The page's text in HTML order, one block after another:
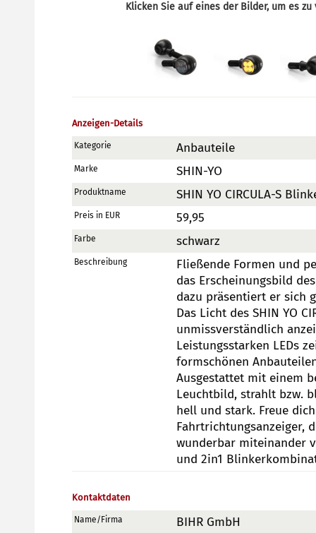
Klicken Sie auf eines der Bilder, um es zu
Anzeigen-Details
Kategorie Anbauteile
Marke SHIN-YO
Produktname SHIN YO CIRCULA-S
Preis in EUR 59,95
Farbe schwarz
Beschreibung
Fließende Formen und
das Erscheinungsbild des
dazu präsentiert er sich
Das Licht des SHIN YO
unmissverständlich
Leistungsstarken LEDs
formschönen
Ausgestattet mit einem
Leuchtbild, strahlt bzw.
hell und stark. Freue
Fahrtrichtungsanzeiger,
wunderbar miteinander
und 2in1
Kontaktdaten
Name/Firma BIHR GmbH